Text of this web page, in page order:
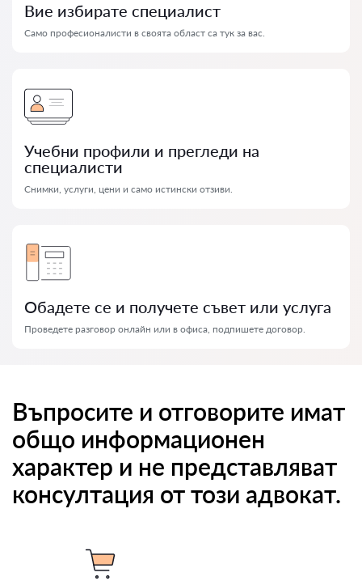
Вие избирате специалист
Само професионалисти в своята област са тук за вас.
Учебни профили и прегледи на
специалисти
Снимки, услуги, цени и само истински отзиви.
Обадете се и получете съвет или услуга
Проведете разговор онлайн или в офиса, подпишете договор.
Въпросите и отговорите имат
общо информационен
характер и не представляват
консултация от този адвокат.